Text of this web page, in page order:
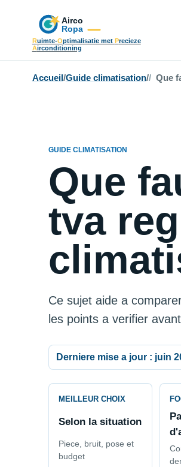
Ruimte-Optimalisatie met Precieze
Airconditioning
Accueil /Guide climatisation/ Que
GUIDE CLIMATISATION
Que
tva
Ce sujet aide a
les points a verifier
Derniere mise a jour : juin
MEILLEUR CHOIX
Selon la situation
Piece, bruit, pose et
budget